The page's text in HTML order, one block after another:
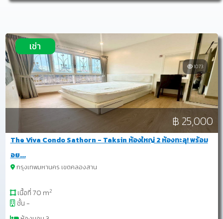
เช่า
1073
฿ 25,000
The Viva Condo Sathorn - Taksin ห้องใหญ่ 2 ห้องทะลุ! พร้อม
อย...
กรุงเทพมหานคร เขตคลองสาน
เนื้อที่ 70 m2
ชั้น -